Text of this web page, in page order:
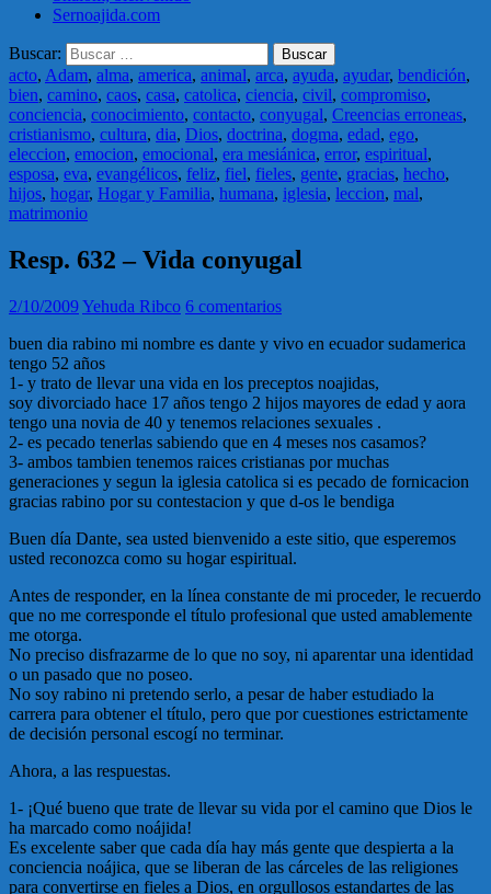
Sernoajida.com
Buscar:
acto, Adam, alma, america, animal, arca, ayuda, ayudar, bendición,
bien, camino, caos, casa, catolica, ciencia, civil, compromiso,
conciencia, conocimiento, contacto, conyugal, Creencias erroneas,
cristianismo, cultura, dia, Dios, doctrina, dogma, edad, ego,
eleccion, emocion, emocional, era mesiánica, error, espiritual,
esposa, eva, evangélicos, feliz, fiel, fieles, gente, gracias, hecho,
hijos, hogar, Hogar y Familia, humana, iglesia, leccion, mal,
matrimonio
Resp. 632 – Vida conyugal
2/10/2009Yehuda Ribco 6 comentarios
buen dia rabino mi nombre es dante y vivo en ecuador sudamerica
tengo 52 años
1- y trato de llevar una vida en los preceptos noajidas,
soy divorciado hace 17 años tengo 2 hijos mayores de edad y aora
tengo una novia de 40 y tenemos relaciones sexuales .
2- es pecado tenerlas sabiendo que en 4 meses nos casamos?
3- ambos tambien tenemos raices cristianas por muchas
generaciones y segun la iglesia catolica si es pecado de fornicacion
gracias rabino por su contestacion y que d-os le bendiga
Buen día Dante, sea usted bienvenido a este sitio, que esperemos
usted reconozca como su hogar espiritual.
Antes de responder, en la línea constante de mi proceder, le recuerdo
que no me corresponde el título profesional que usted amablemente
me otorga.
No preciso disfrazarme de lo que no soy, ni aparentar una identidad
o un pasado que no poseo.
No soy rabino ni pretendo serlo, a pesar de haber estudiado la
carrera para obtener el título, pero que por cuestiones estrictamente
de decisión personal escogí no terminar.
Ahora, a las respuestas.
1- ¡Qué bueno que trate de llevar su vida por el camino que Dios le
ha marcado como noájida!
Es excelente saber que cada día hay más gente que despierta a la
conciencia noájica, que se liberan de las cárceles de las religiones
para convertirse en fieles a Dios, en orgullosos estandartes de las